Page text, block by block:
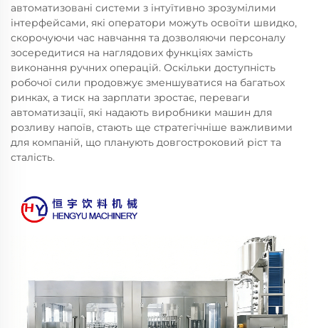
автоматизовані системи з інтуїтивно зрозумілими
інтерфейсами, які оператори можуть освоїти швидко,
скорочуючи час навчання та дозволяючи персоналу
зосередитися на наглядових функціях замість
виконання ручних операцій. Оскільки доступність
робочої сили продовжує зменшуватися на багатьох
ринках, а тиск на зарплати зростає, переваги
автоматизації, які надають виробники машин для
розливу напоїв, стають ще стратегічніше важливими
для компаній, що планують довгостроковий ріст та
сталість.